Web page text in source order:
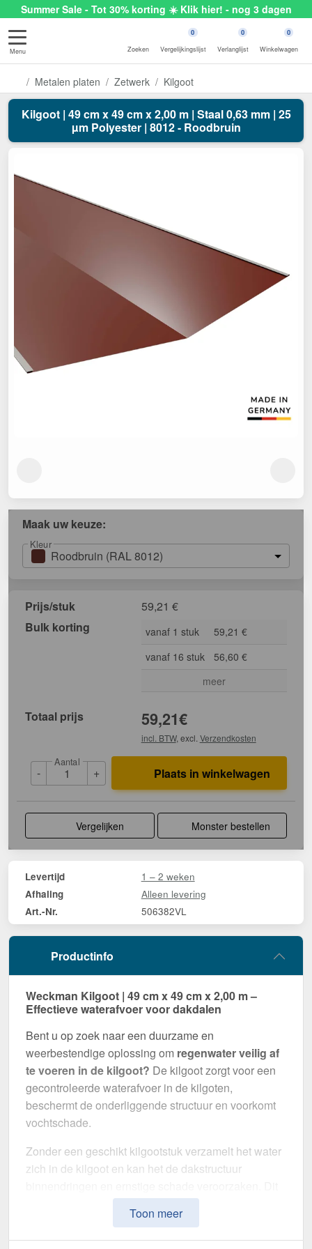
Summer Sale - Tot 30% korting ☀️ Klik hier! - nog 3 dagen
Menu Zoeken
0
Vergelijkingslijst
0
Verlanglijst
0
Winkelwagen
Metalen platen Zetwerk Kilgoot
Kilgoot | 49 cm x 49 cm x 2,00 m | Staal 0,63 mm | 25
µm Polyester | 8012 - Roodbruin
Maak uw keuze:
Kleur
Roodbruin (RAL 8012)
Prijs/stuk 59,21 €
Bulk korting
vanaf 1 stuk
59,21 €
vanaf 16 stuk
56,60 €
meer
Totaal prijs 59,21€
incl. BTW, excl. Verzendkosten
-
Aantal
+ Plaats in winkelwagen
Vergelijken Monster bestellen
Levertijd 1 – 2 weken
Afhaling Alleen levering
Art.-Nr. 506382VL
Productinfo
Weckman Kilgoot | 49 cm x 49 cm x 2,00 m –
Effectieve waterafvoer voor dakdalen
Bent u op zoek naar een duurzame en
weerbestendige oplossing om regenwater veilig af
te voeren in de kilgoot? De kilgoot zorgt voor een
gecontroleerde waterafvoer in de kilgoten,
beschermt de onderliggende structuur en voorkomt
vochtschade.
Zonder een geschikt kilgootstuk verzamelt het water
zich in de kilgoot en kan het de dakstructuur
kilgootstuk is speciaal ontwikkeld om
betrouwbare wijze af te voeren
lange termijn te beschermen. Het maakt indruk met
Toon meer